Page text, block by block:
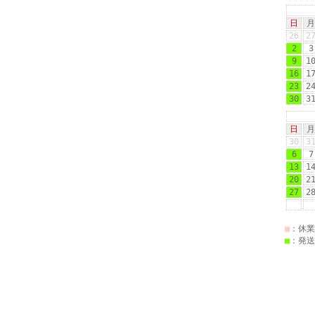
日
月
26
27
2
3
9
10
16
17
23
24
30
31
日
月
30
31
6
7
13
14
20
21
27
28
■ ：休
■：発